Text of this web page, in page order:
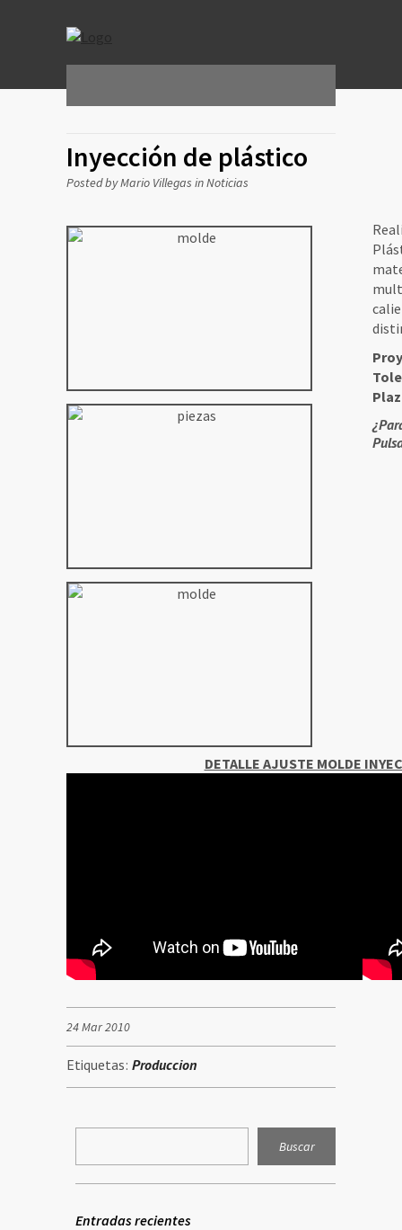
Inyección de plástico
Posted by Mario Villegas inNoticias
DETALLE AJUSTE MOLDE
24 Mar 2010
Etiquetas: Produccion
Entradas recientes